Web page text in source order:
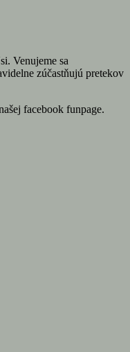
Venujeme sa
zúčastňujú pretekov
facebook funpage.